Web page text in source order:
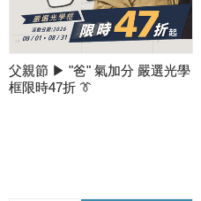
父親節 ▶ "爸" 氣加分 嚴選光學
框限時47折 👔